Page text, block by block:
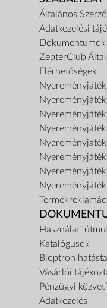
Általános
Adatkezelési
Dokumentumok
ZepterClub
Elérhetőségek
Használati
Katalógusok
Bioptron
Vásárlói
Pénzügyi
Adatkezelés